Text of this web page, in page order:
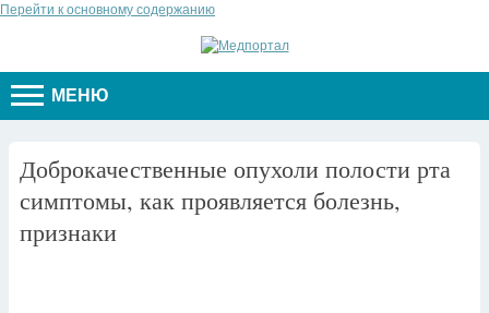
Перейти к основному содержанию
МЕНЮ
Доброкачественные опухоли полости рта
симптомы, как проявляется болезнь,
признаки